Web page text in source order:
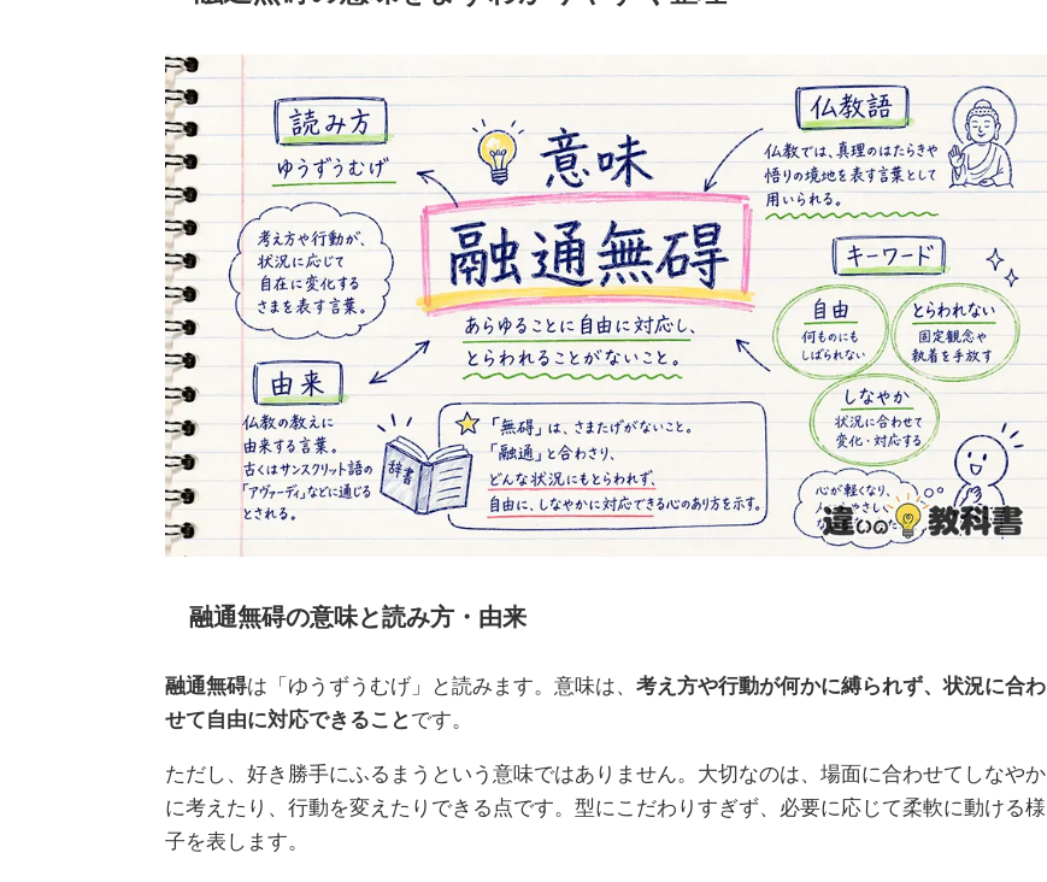
融通無碍の意味と読み方・由来
融通無碍は「ゆうずうむげ」と読みます。意味は、 考え方や行動が何かに縛られず、状況に合わ
せて自由に対応できること です。
ただし、好き勝手にふるまうという意味ではありません。大切なのは、場面に合わせてしなやか
に考えたり、行動を変えたりできる点です。型にこだわりすぎず、必要に応じて柔軟に動ける様
子を表します。